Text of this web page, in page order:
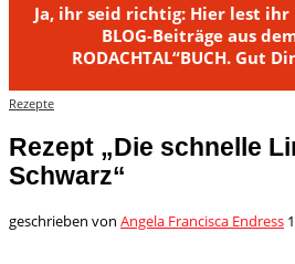
Ja, ihr seid richtig: Hier lest
BLOG-Beiträge aus
RODACHTAL“BUCH. Gut
Rezepte
Rezept „Die schnelle
Schwarz“
geschrieben von Angela Francisca Endress